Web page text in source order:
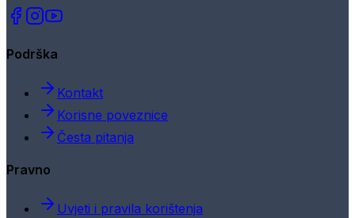
Podrška
Kontakt
Korisne poveznice
Česta pitanja
Pravno
Uvjeti i pravila korištenja